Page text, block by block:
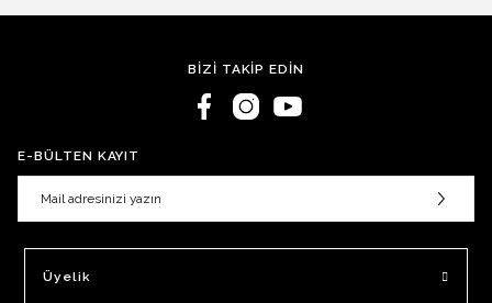
BİZİ TAKİP EDİN
E-BÜLTEN KAYIT
Üyelik